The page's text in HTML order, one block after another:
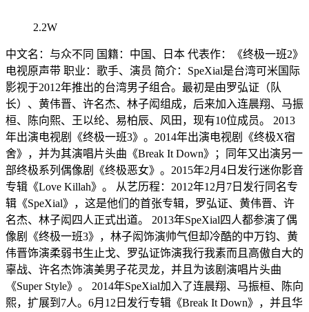
2.2W
中文名：与众不同 国籍：中国、日本 代表作：《终极一班2》
电视原声带 职业：歌手、演员 简介：SpeXial是台湾可米国际
影视于2012年推出的台湾男子组合。最初是由罗弘证（队
长）、黄伟晋、许名杰、林子闳组成，后来加入连晨翔、马振
桓、陈向熙、王以纶、易柏辰、风田，现有10位成员。 2013
年出演电视剧《终极一班3》。2014年出演电视剧《终极X宿
舍》，并为其演唱片头曲《Break It Down》；同年又出演另一
部终极系列偶像剧《终极恶女》。2015年2月4日发行迷你影音
专辑《Love Killah》。 从艺历程：2012年12月7日发行同名专
辑《SpeXial》，这是他们的首张专辑，罗弘证、黄伟晋、许
名杰、林子闳四人正式出道。 2013年SpeXial四人都参演了偶
像剧《终极一班3》，林子闳饰演帅气但却冷酷的中万钧、黄
伟晋饰演柔弱书生止戈、罗弘证饰演我行我素而且高傲自大的
辜战、许名杰饰演美男子花灵龙，并且为该剧演唱片头曲
《Super Style》。 2014年SpeXial加入了连晨翔、马振桓、陈向
熙，扩展到7人。6月12日发行专辑《Break It Down》，并且华